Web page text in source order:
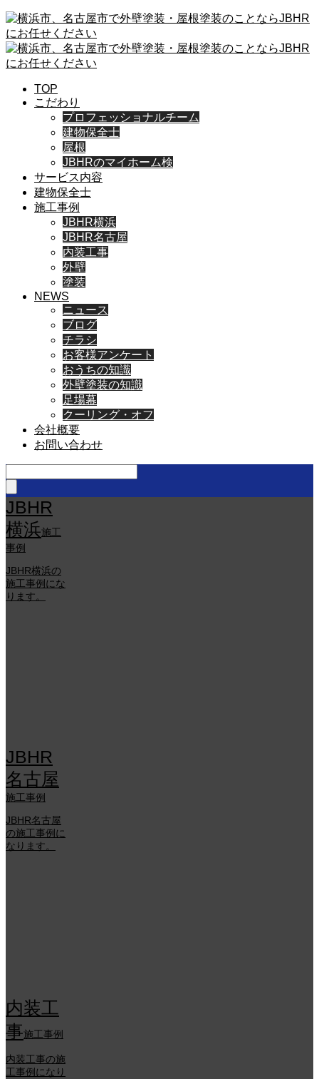
TOP
こだわり
プロフェッショナルチーム
建物保全士
屋根
JBHRのマイホーム検
サービス内容
建物保全士
施工事例
JBHR横浜
JBHR名古屋
内装工事
外壁
塗装
NEWS
ニュース
ブログ
チラシ
お客様アンケート
おうちの知識
外壁塗装の知識
足場幕
クーリング・オフ
会社概要
お問い合わせ
JBHR
横浜施工
事例
JBHR横浜の
施工事例にな
ります。
JBHR
名古屋
施工事例
JBHR名古屋
の施工事例に
なります。
内装工
事施工事例
内装工事の施
工事例になり